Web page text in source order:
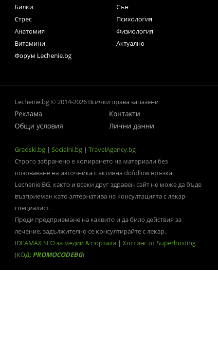
Билки
Сън
Стрес
Психология
Анатомия
Физиология
Витамини
Актуално
Форум Lechenie.bg
Lechenie.bg © 2014-2026 Всички права запазени
Реклама
Контакти
Общи условия
Лични данни
Gradski.bg | Socialni.bg | TravelAgency.bg
Строго забранено е копирането на материали без
позоваване на източника с активна dofollow връзка.
Lechenie.BG, както и всеки друг здравен сайт не може да бъде
възприеман като алтернатива на консултацията с лекар-
специалист.
Преди предприемане на каквито и да било действия за
лечение, задължително се консултирайте с лекар.
IDEAMAX SEO за медии & портали | Хостинг от Superhosting
(КОД: PROMOCODEBG)